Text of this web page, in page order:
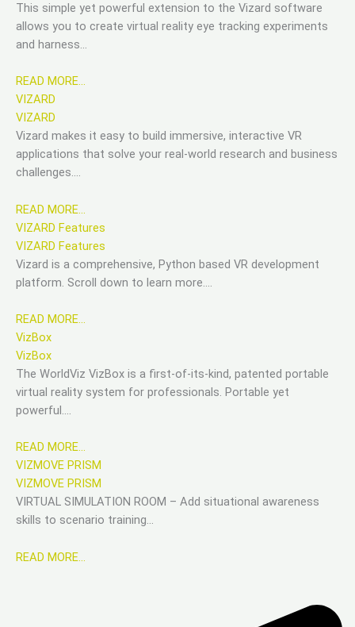
This simple yet powerful extension to the Vizard software
allows you to create virtual reality eye tracking experiments
and harness…
READ MORE…
VIZARD
VIZARD
Vizard makes it easy to build immersive, interactive VR
applications that solve your real-world research and business
challenges….
READ MORE…
VIZARD Features
VIZARD Features
Vizard is a comprehensive, Python based VR development
platform. Scroll down to learn more….
READ MORE…
VizBox
VizBox
The WorldViz VizBox is a first-of-its-kind, patented portable
virtual reality system for professionals. Portable yet
powerful….
READ MORE…
VIZMOVE PRISM
VIZMOVE PRISM
VIRTUAL SIMULATION ROOM – Add situational awareness
skills to scenario training…
READ MORE…